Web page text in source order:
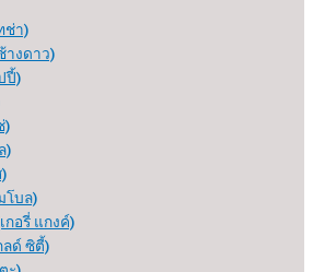
ช่า)
างดาว)
ปี้)
)
)
โบล)
กอรี่ แกงค์)
ลด์ ซิตี้)